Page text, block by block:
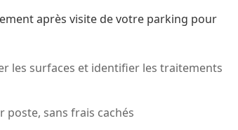
après visite de votre parking pour
les surfaces et identifier les traitements
sans frais cachés